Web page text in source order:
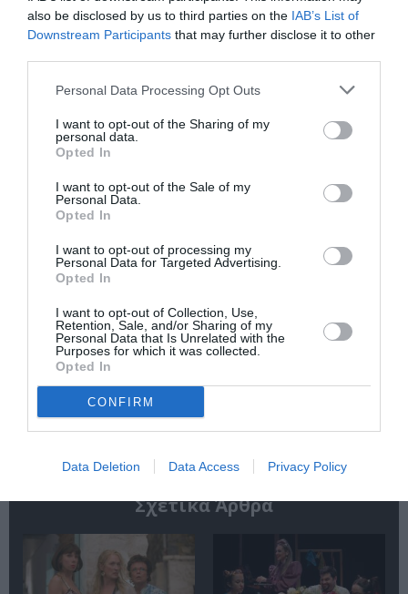
also be disclosed by us to third parties on the IAB’s List of
Downstream Participants that may further disclose it to other
Personal Data Processing Opt Outs
I want to opt-out of the Sharing of my
personal data.
Opted In
I want to opt-out of the Sale of my
Personal Data.
Opted In
I want to opt-out of processing my
Personal Data for Targeted Advertising.
Opted In
I want to opt-out of Collection, Use,
Retention, Sale, and/or Sharing of my
Personal Data that Is Unrelated with the
Purposes for which it was collected.
Opted In
CONFIRM
Data Deletion Data Access Privacy Policy
Νέοι Διαγωνισμοί❯
Tags
ΝΕΕΣ ΤΑΙΝΙΕΣ - ΤΑΙΝΙΕΣ ΤΗΣ ΕΒΔΟΜΑΔΑΣ
ΞΕΝΕΣ ΤΑΙΝΙΕΣ
ΠΑΙΔΙΚΟ ΣΙΝΕΜΑ - ΠΑΙΔΙΚΕΣ ΤΑΙΝΙΕΣ
ΦΑΝΤΑΣΙΑΣ - ANIMATION
Κάθε βδομάδα στο e-mail σας τα τελευταία νέα για
την Τέχνη και τον Πολιτισμό!
Ακολουθήστε το Culturenow.gr
Σχετικά Άρθρα